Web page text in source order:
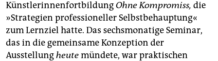
KünstlerinnenfortbildungOhne Kompromiss, die
»Strategien professioneller Selbstbehauptung«
zum Lernziel hatte. Das sechsmonatige Seminar,
das in die gemeinsame Konzeption der
Ausstellungheutemündete, war praktischen